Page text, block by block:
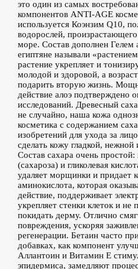
это один из самых
компонентов ANTI-AGE
используется Коэнзим Q10,
водорослей,
море. Состав дополнен Гелем
египтяне называли
растение укрепляет и
молодой и здоровой, а
подарить вторую жизнь.
действие алоэ подтверждено
исследований. Древесный
не случайно, наша кожа
косметика с содержанием
изобретений для ухода за
сделать кожу гладкой,
Состав сахара очень
(сахароза) и гликолевая
удаляет морщинки и придает
аминокислота, которая
действие, поддерживает
укрепляет стенки клеток и не
покидать дерму. Отлично
повреждения, ускоряя
регенерации. Бетаин часто
добавках, как компонент
Аллантоин и Витамин Е
эпидермиса, замедляют